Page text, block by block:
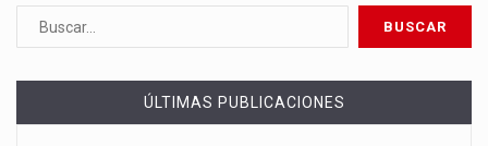
ÚLTIMAS PUBLICACIONES